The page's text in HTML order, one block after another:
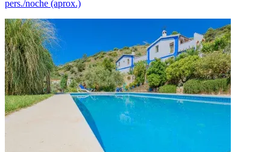
pers./noche (aprox.)